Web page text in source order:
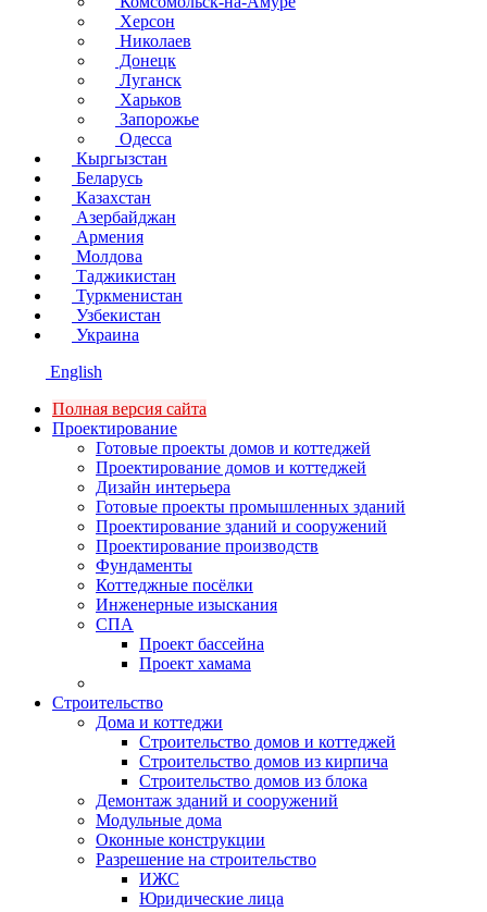
Херсон
Николаев
Донецк
Луганск
Харьков
Запорожье
Одесса
Кыргызстан
Беларусь
Казахстан
Азербайджан
Армения
Молдова
Таджикистан
Туркменистан
Узбекистан
Украина
English
Полная версия сайта
Проектирование
Готовые проекты домов и коттеджей
Проектирование домов и коттеджей
Дизайн интерьера
Готовые проекты промышленных зданий
Проектирование зданий и сооружений
Проектирование производств
Фундаменты
Коттеджные посёлки
Инженерные изыскания
СПА
Проект бассейна
Проект хамама
Строительство
Дома и коттеджи
Строительство домов и коттеджей
Строительство домов из кирпича
Строительство домов из блока
Демонтаж зданий и сооружений
Модульные дома
Оконные конструкции
Разрешение на строительство
ИЖС
Юридические лица